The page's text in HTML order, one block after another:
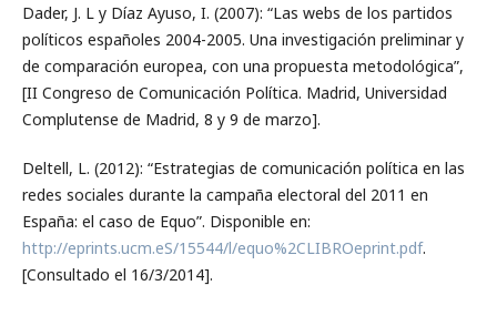
Dader, J. L y Díaz Ayuso, I. (2007): “Las webs de los partidos
políticos españoles 2004-2005. Una investigación preliminar y
de comparación europea, con una propuesta metodológica”,
[II Congreso de Comunicación Política. Madrid, Universidad
Complutense de Madrid, 8 y 9 de marzo].
Deltell, L. (2012): “Estrategias de comunicación política en las
redes sociales durante la campaña electoral del 2011 en
España: el caso de Equo”. Disponible en:
http://eprints.ucm.eS/15544/l/equo%2CLIBROeprint.pdf.
[Consultado el 16/3/2014].